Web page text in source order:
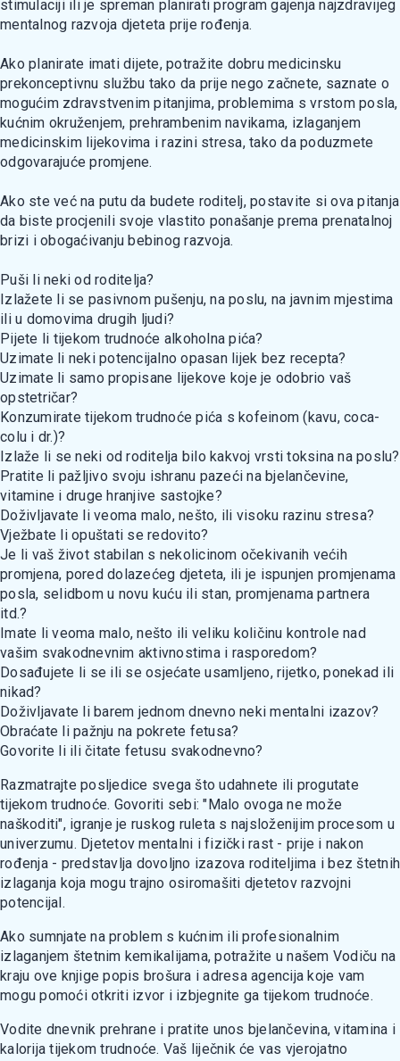
stimulaciji ili je spreman planirati program gajenja najzdravijeg
mentalnog razvoja djeteta prije rođenja.
Ako planirate imati dijete, potražite dobru medicinsku
prekonceptivnu službu tako da prije nego začnete, saznate o
mogućim zdravstvenim pitanjima, problemima s vrstom posla,
kućnim okruženjem, prehrambenim navikama, izlaganjem
medicinskim lijekovima i razini stresa, tako da poduzmete
odgovarajuće promjene.
Ako ste već na putu da budete roditelj, postavite si ova pitanja
da biste procjenili svoje vlastito ponašanje prema prenatalnoj
brizi i obogaćivanju bebinog razvoja.
Puši li neki od roditelja?
Izlažete li se pasivnom pušenju, na poslu, na javnim mjestima
ili u domovima drugih ljudi?
Pijete li tijekom trudnoće alkoholna pića?
Uzimate li neki potencijalno opasan lijek bez recepta?
Uzimate li samo propisane lijekove koje je odobrio vaš
opstetričar?
Konzumirate tijekom trudnoće pića s kofeinom (kavu, coca-
colu i dr.)?
Izlaže li se neki od roditelja bilo kakvoj vrsti toksina na poslu?
Pratite li pažljivo svoju ishranu pazeći na bjelančevine,
vitamine i druge hranjive sastojke?
Doživljavate li veoma malo, nešto, ili visoku razinu stresa?
Vježbate li opuštati se redovito?
Je li vaš život stabilan s nekolicinom očekivanih većih
promjena, pored dolazećeg djeteta, ili je ispunjen promjenama
posla, selidbom u novu kuću ili stan, promjenama partnera
itd.?
Imate li veoma malo, nešto ili veliku količinu kontrole nad
vašim svakodnevnim aktivnostima i rasporedom?
Dosađujete li se ili se osjećate usamljeno, rijetko, ponekad ili
nikad?
Doživljavate li barem jednom dnevno neki mentalni izazov?
Obraćate li pažnju na pokrete fetusa?
Govorite li ili čitate fetusu svakodnevno?
Razmatrajte posljedice svega što udahnete ili progutate
tijekom trudnoće. Govoriti sebi: "Malo ovoga ne može
naškoditi", igranje je ruskog ruleta s najsloženijim procesom u
univerzumu. Djetetov mentalni i fizički rast - prije i nakon
rođenja - predstavlja dovoljno izazova roditeljima i bez štetnih
izlaganja koja mogu trajno osiromašiti djetetov razvojni
potencijal.
Ako sumnjate na problem s kućnim ili profesionalnim
izlaganjem štetnim kemikalijama, potražite u našem Vodiču na
kraju ove knjige popis brošura i adresa agencija koje vam
mogu pomoći otkriti izvor i izbjegnite ga tijekom trudnoće.
Vodite dnevnik prehrane i pratite unos bjelančevina, vitamina i
kalorija tijekom trudnoće. Vaš liječnik će vas vjerojatno